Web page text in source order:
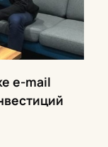
e-mail